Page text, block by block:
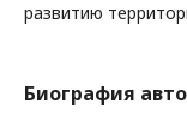
развитию
Биография